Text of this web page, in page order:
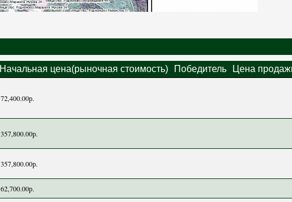
Начальная цена(рыночная стоимость) Победитель Цена
72,400.00р.
357,800.00р.
357,800.00р.
62,700.00р.